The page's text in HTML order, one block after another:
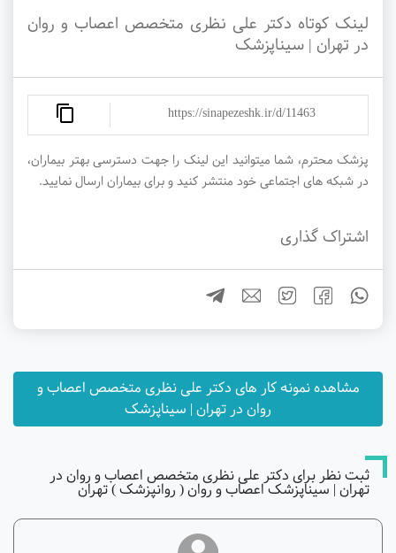
لینک کوتاه دکتر علی نظری متخصص اعصاب و روان
در تهران | سیناپزشک
https://sinapezeshk.ir/d/11463
پزشک محترم، شما میتوانید این لینک را جهت دسترسی بهتر بیماران،
در شبکه های اجتماعی خود منتشر کنید و برای بیماران ارسال نمایید.
اشتراک گذاری
مشاهده نمونه کار های دکتر علی نظری متخصص اعصاب و
روان در تهران | سیناپزشک
ثبت نظر برای دکتر علی نظری متخصص اعصاب و روان در
تهران | سیناپزشک اعصاب و روان ( روانپزشک ) تهران